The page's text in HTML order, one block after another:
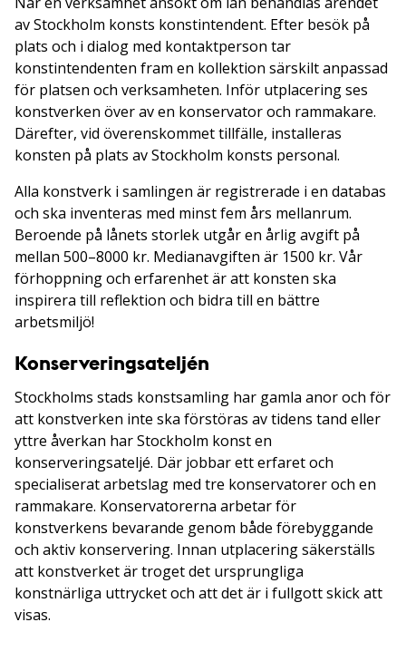
av Stockholm konsts konstintendent. Efter besök på
plats och i dialog med kontaktperson tar
konstintendenten fram en kollektion särskilt anpassad
för platsen och verksamheten. Inför utplacering ses
konstverken över av en konservator och rammakare.
Därefter, vid överenskommet tillfälle, installeras
konsten på plats av Stockholm konsts personal.
Alla konstverk i samlingen är registrerade i en databas
och ska inventeras med minst fem års mellanrum.
Beroende på lånets storlek utgår en årlig avgift på
mellan 500–8000 kr. Medianavgiften är 1500 kr. Vår
förhoppning och erfarenhet är att konsten ska
inspirera till reflektion och bidra till en bättre
arbetsmiljö!
Konserveringsateljén
Stockholms stads konstsamling har gamla anor och för
att konstverken inte ska förstöras av tidens tand eller
yttre åverkan har Stockholm konst en
konserveringsateljé. Där jobbar ett erfaret och
specialiserat arbetslag med tre konservatorer och en
rammakare. Konservatorerna arbetar för
konstverkens bevarande genom både förebyggande
och aktiv konservering. Innan utplacering säkerställs
att konstverket är troget det ursprungliga
konstnärliga uttrycket och att det är i fullgott skick att
visas.